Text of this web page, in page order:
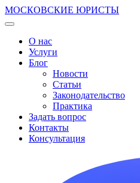
МОСКОВСКИЕ ЮРИСТЫ
О нас
Услуги
Блог
Новости
Статьи
Законодательство
Практика
Задать вопрос
Контакты
Консультация